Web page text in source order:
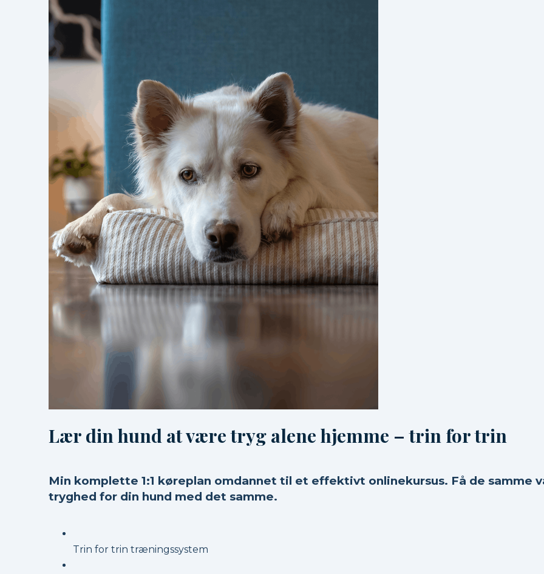
Lær din hund at være tryg alene hjemme – trin for trin
Min komplette 1:1 køreplan omdannet til et effektivt onlinekursus. Få de
tryghed for din hund med det samme.
Trin for trin træningssystem